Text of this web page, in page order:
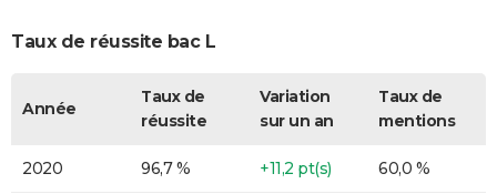
Taux de réussite bac L
Année
Taux de
réussite
Variation
sur un an
Taux de
mentions
2020 96,7 % +11,2 pt(s) 60,0 %